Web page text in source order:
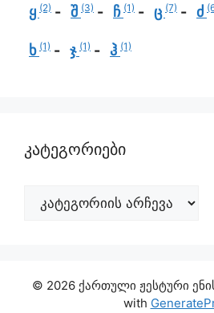
ყ (2) შ (3) ჩ (1) ც (7) ძ
ხ (1) ჯ (1) ჰ (1)
კატეგორიები
© 2026 ქართული ჟესტური
with